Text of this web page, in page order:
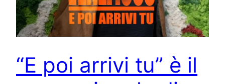
“E poi arrivi tu” è il